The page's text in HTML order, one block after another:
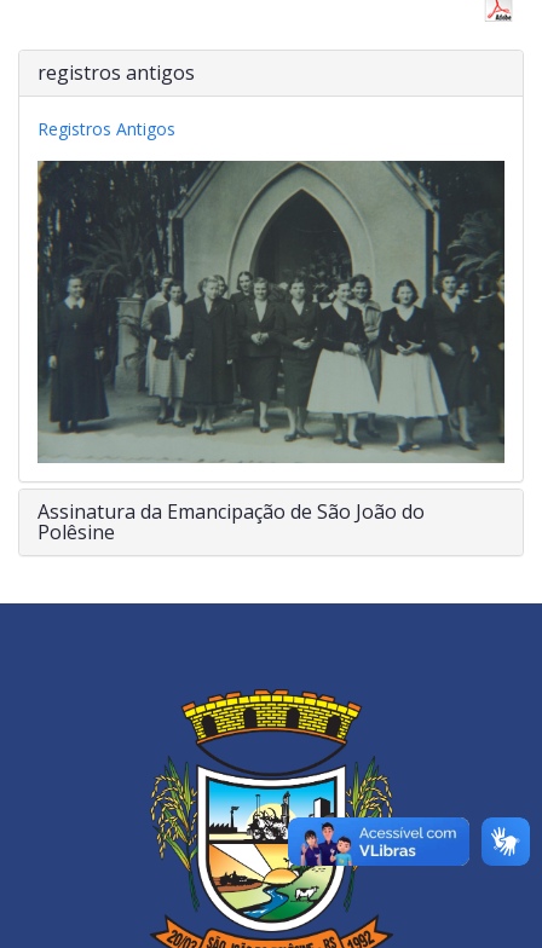
registros antigos
Registros Antigos
Assinatura da Emancipação de São João do
Polêsine